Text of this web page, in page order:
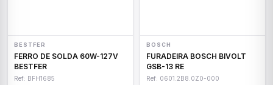
BESTFER
FERRO DE SOLDA 60W-127V
BESTFER
Ref: BFH1685
BOSCH
FURADEIRA BOSCH BIVOLT
GSB-13 RE
Ref: 0601.2B8.0Z0-000